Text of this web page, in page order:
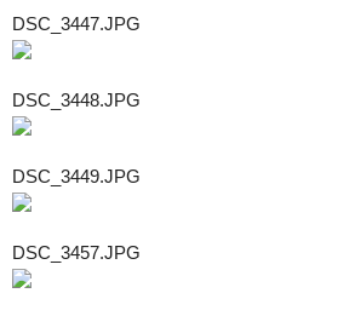
DSC_3447.JPG
DSC_3448.JPG
DSC_3449.JPG
DSC_3457.JPG